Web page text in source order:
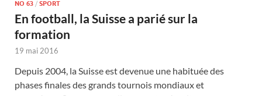
NO 63 / SPORT
En football, la Suisse a parié sur la
formation
19 mai 2016
Depuis 2004, la Suisse est devenue une habituée des
phases finales des grands tournois mondiaux et